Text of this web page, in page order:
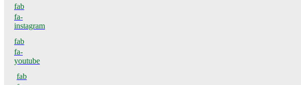
fab
fa-
instagram
fab
fa-
youtube
fab